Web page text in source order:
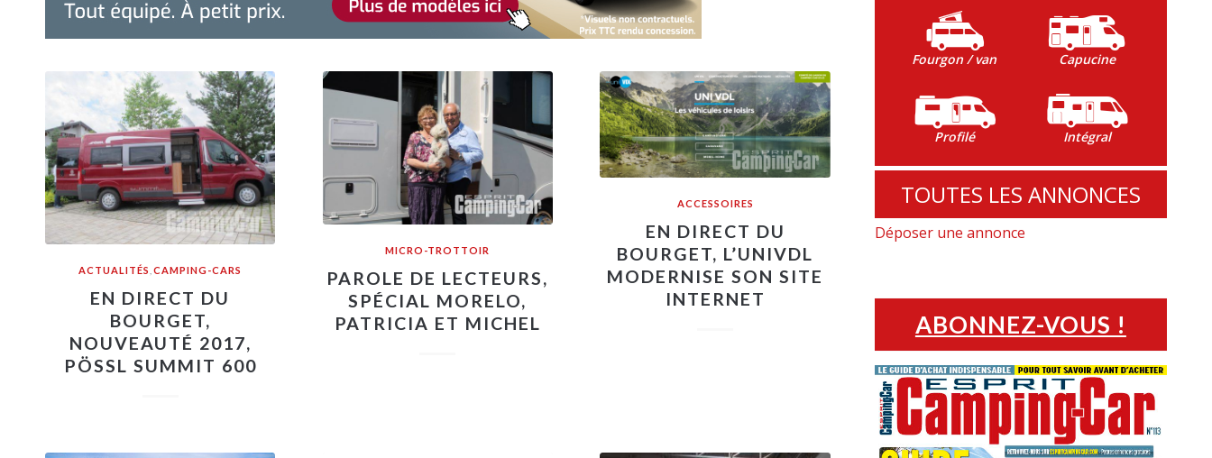
ACTUALITÉS ,CAMPING-CARS
EN DIRECT DU
BOURGET,
NOUVEAUTÉ 2017,
PÖSSL SUMMIT 600
MICRO-TROTTOIR
PAROLE DE LECTEURS,
SPÉCIAL MORELO,
PATRICIA ET MICHEL
ACCESSOIRES
EN DIRECT DU
BOURGET, L’UNIVDL
MODERNISE SON SITE
INTERNET
Fourgon / van Capucine
Profilé Intégral
TOUTES LES ANNONCES
Déposer une annonce
ABONNEZ-VOUS !